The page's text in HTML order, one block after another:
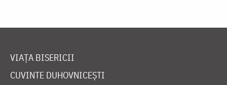
VIAȚA BISERICII
CUVINTE DUHOVNICEȘTI